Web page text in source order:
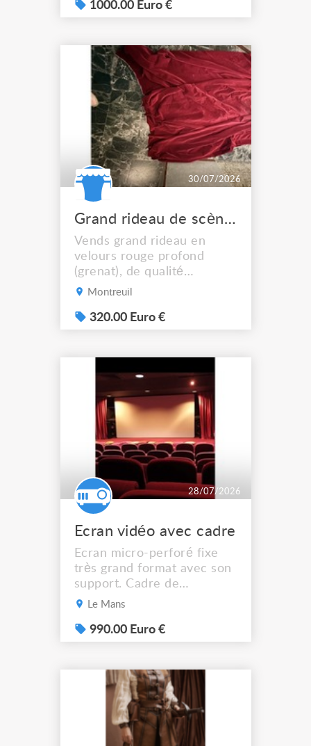
avec Flightcase, lumière
usb. Vidéo disponible, ou
directement sur place.
1000.00 Euro €
30/07/2026
Grand rideau de scène velours rouge 280 x 6 m
Vends grand rideau en
velours rouge profond
(grenat), de qualité
professionnelle. La couleur
photos. Il provient d'un
ancien stock de matériel
2,80 m Largeur en tête :
environ 3,60 m Développé
du tissu : près de 6 m de
larg...
Montreuil
320.00 Euro €
28/07/2026
Ecran vidéo avec cadre
Ecran micro-perforé fixe
très grand format avec son
support. Cadre de
projection 4.70 m x 2. 40 m
Transport à votre charge
Le Mans
990.00 Euro €